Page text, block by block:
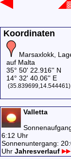
Koordinaten
Marsaxlokk,
auf Malta
35° 50' 22.916'' N
14° 32' 40.06'' E
(35.839699,14.544461)
Valletta
6:12 Uhr
Sonnenuntergang:
Uhr Jahresverlauf